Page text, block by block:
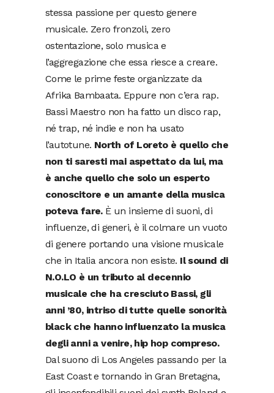
stessa passione per questo genere
musicale. Zero fronzoli, zero
ostentazione, solo musica e
l’aggregazione che essa riesce a creare.
Come le prime feste organizzate da
Afrika Bambaata. Eppure non c’era rap.
Bassi Maestro non ha fatto un disco rap,
né trap, né indie e non ha usato
l’autotune. North of Loreto è quello che
non ti saresti mai aspettato da lui, ma
è anche quello che solo un esperto
conoscitore e un amante della musica
poteva fare.È un insieme di suoni, di
influenze, di generi, è il colmare un vuoto
di genere portando una visione musicale
che in Italia ancora non esiste. Il sound di
N.O.LO è un tributo al decennio
musicale che ha cresciuto Bassi, gli
anni ’80, intriso di tutte quelle sonorità
black che hanno influenzato la musica
degli anni a venire, hip hop compreso.
Dal suono di Los Angeles passando per la
East Coast e tornando in Gran Bretagna,